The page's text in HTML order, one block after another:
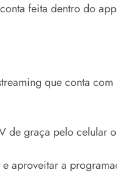
feita dentro do
que conta
de graça pelo celular
aproveitar a